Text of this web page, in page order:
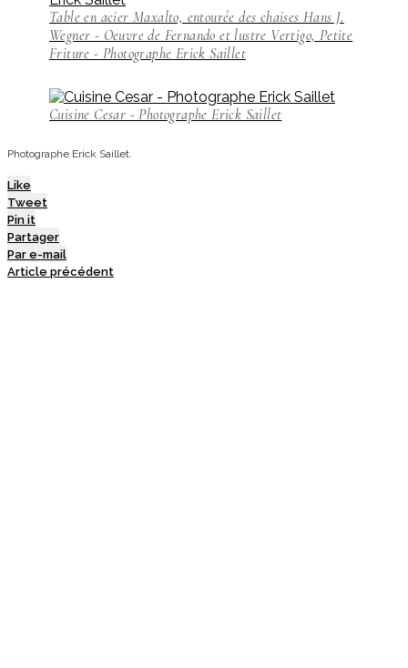
Table en acier Maxalto, entourée des chaises Hans J.
Wegner - Oeuvre de Fernando et lustre Vertigo, Petite
Friture - Photographe Erick Saillet
Cuisine Cesar - Photographe Erick Saillet
Photographe Erick Saillet.
Like
Tweet
Pin it
Partager
Par e-mail
Article précédent